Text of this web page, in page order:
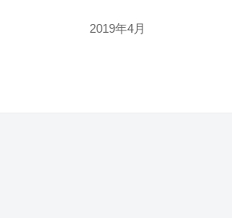
2019年4月